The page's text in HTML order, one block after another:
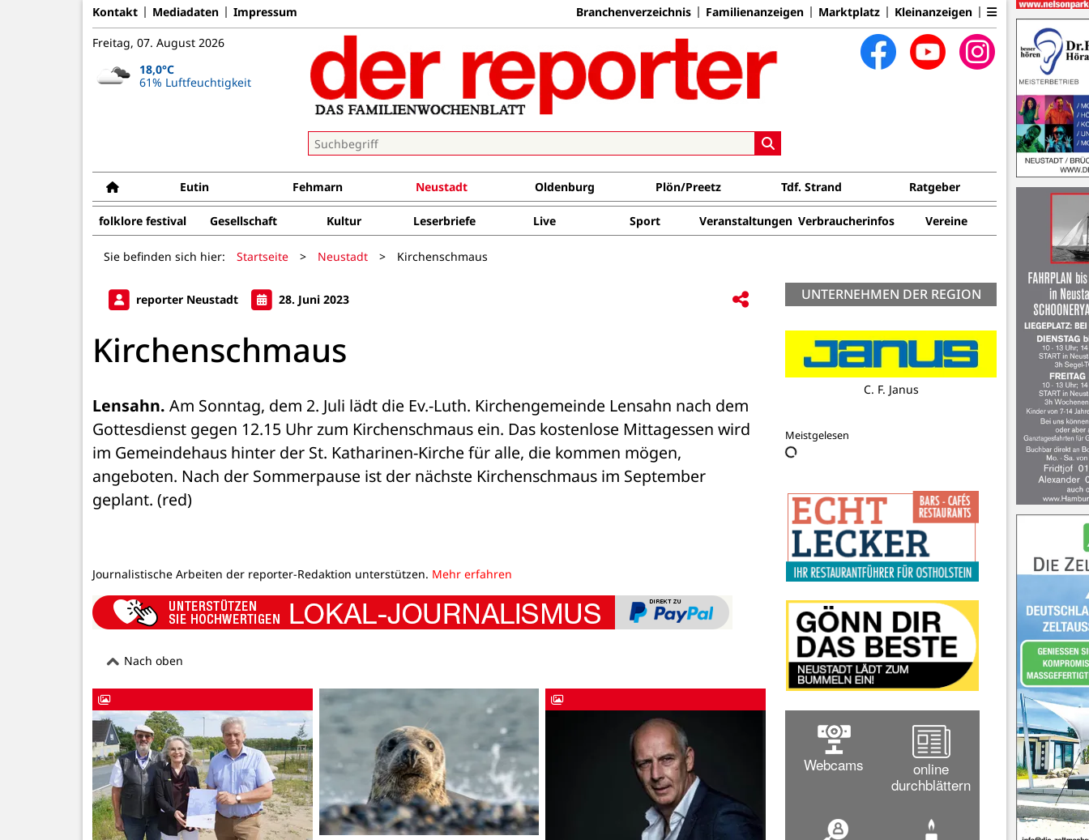
Kontakt Mediadaten Impressum Branchenverzeichnis Familienanzeigen Marktplatz Kleinanzeigen
Freitag, 07. August 2026
18,0°C
61% Luftfeuchtigkeit
Eutin Fehmarn Neustadt Oldenburg Plön/Preetz Tdf. Strand Ratgeber
folklore festival Gesellschaft Kultur Leserbriefe Live Sport Veranstaltungen Verbraucherinfos Vereine
Sie befinden sich hier: Startseite > Neustadt > Kirchenschmaus
reporter Neustadt 28. Juni 2023
Kirchenschmaus
Lensahn. Am Sonntag, dem 2. Juli lädt die Ev.-Luth. Kirchengemeinde Lensahn nach dem
Gottesdienst gegen 12.15 Uhr zum Kirchenschmaus ein. Das kostenlose Mittagessen wird
im Gemeindehaus hinter der St. Katharinen-Kirche für alle, die kommen mögen,
angeboten. Nach der Sommerpause ist der nächste Kirchenschmaus im September
geplant. (red)
Journalistische Arbeiten der reporter-Redaktion unterstützen. Mehr erfahren
Nach oben
UNTERNEHMEN DER REGION
Koppitz Immobilien GmbH
Meistgelesen
Webcams
online
durchblättern